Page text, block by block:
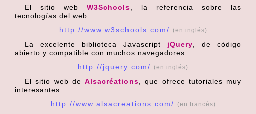
El sitio web W3Schools , la referencia sobre las
tecnologías del web:
http://www.w3schools.com/
(en inglés)
La excelente biblioteca Javascript jQuery , de código
abierto y compatible con muchos navegadores:
http://jquery.com/
(en inglés)
El sitio web de Alsacréations , que ofrece tutoriales muy
interesantes:
http://www.alsacreations.com/
(en francés)